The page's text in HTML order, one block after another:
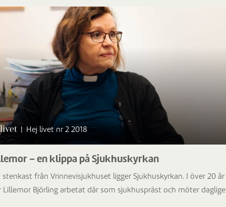
livet | Hej livet nr 2 2018
– en klippa på Sjukhuskyrkan
från Vrinnevisjukhuset ligger Sjukhuskyrkan. I över 20 år
Lillemor Björling arbetat där som sjukhuspräst och möter